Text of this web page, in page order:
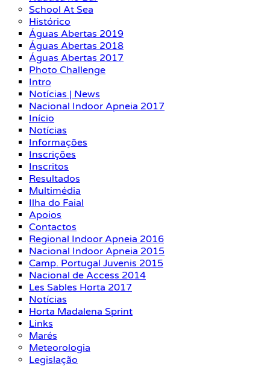
School At Sea
Histórico
Águas Abertas 2019
Águas Abertas 2018
Águas Abertas 2017
Photo Challenge
Intro
Notícias | News
Nacional Indoor Apneia 2017
Início
Notícias
Informações
Inscrições
Inscritos
Resultados
Multimédia
Ilha do Faial
Apoios
Contactos
Regional Indoor Apneia 2016
Nacional Indoor Apneia 2015
Camp. Portugal Juvenis 2015
Nacional de Access 2014
Les Sables Horta 2017
Notícias
Horta Madalena Sprint
Links
Marés
Meteorologia
Legislação